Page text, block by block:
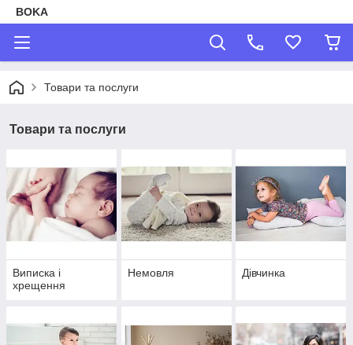
BOKA
Товари та послуги
Товари та послуги
Виписка і
хрещення
Немовля Дівчинка